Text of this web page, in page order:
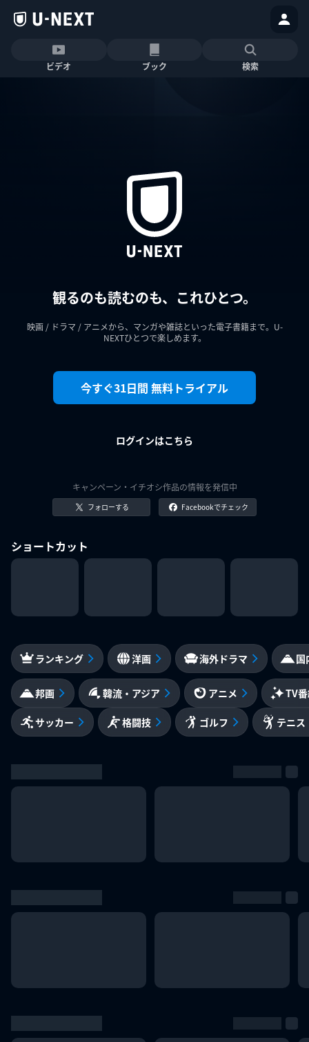
ビデオ ブック 検索
観るのも読むのも、これひとつ。
映画 / ドラマ / アニメから、マンガや雑誌といった電子書籍まで。U-
NEXTひとつで楽しめます。
今すぐ31日間 無料トライアル
ログインはこちら
キャンペーン・イチオシ作品の情報を発信中
フォローする Facebookでチェック
ショートカット
ランキング 洋画 海外ドラマ 国
邦画 韓流・アジア アニメ TV
サッカー 格闘技 ゴルフ テニス